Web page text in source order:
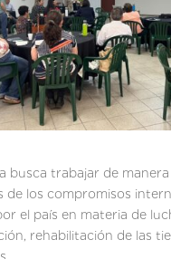
busca trabajar de
de los compromisos
el país en materia de
rehabilitación de las